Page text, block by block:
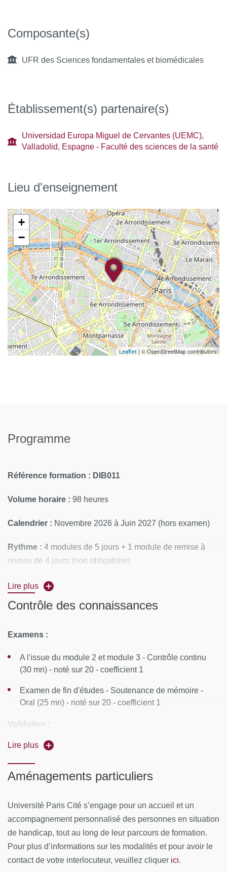
Composante(s)
UFR des Sciences fondamentales et biomédicales
Établissement(s) partenaire(s)
Universidad Europa Miguel de Cervantes (UEMC),
Valladolid, Espagne - Faculté des sciences de la santé
Lieu d'enseignement
+
−
Leaflet | © OpenStreetMap contributors
Programme
Référence formation : DIB011
Volume horaire : 98 heures
Calendrier : Novembre 2026 à Juin 2027 (hors examen)
Rythme : 4 modules de 5 jours + 1 module de remise à
niveau de 4 jours (non obligatoire)
Lieu :Centre Universitaire des Saints-Pères, 45 rue des
Intérêt de la prévention des maladies chroniques et de
introduction aux micronutriments, les 7 piliers de la
santé
Biochimie structurale, bases en biologie cellulaire
Digestion/absorption
Le microbiote et son rôle pléotrpique pour la Santé et
dans l'étiologie des maladies chroniques (évaluation et
optimisation)
Lire plus
Contrôle des connaissances
Examens :
A l'issue du module 2 et module 3 - Contrôle continu
(30 mn) - noté sur 20 - coefficient 1
Examen de fin d'études - Soutenance de mémoire -
Oral (25 mn) - noté sur 20 - coefficient 1
Validation :
Avoir obtenu d'une note au moins égale à 36/60 à
Avoir satisfait aux conditions d'assiduité
Lire plus
Aménagements particuliers
Université Paris Cité s’engage pour un accueil et un
accompagnement personnalisé des personnes en situation
de handicap, tout au long de leur parcours de formation.
Pour plus d’informations sur les modalités et pour avoir le
contact de votre interlocuteur, veuillez cliquer ici.